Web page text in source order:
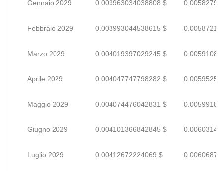
Gennaio 2029 0.003963034038808 $
Febbraio 2029 0.003993044538615 $
Marzo 2029 0.004019397029245 $
Aprile 2029 0.004047747798282 $
Maggio 2029 0.004074476042831 $
Giugno 2029 0.004101366842845 $
Luglio 2029 0.00412672224069 $